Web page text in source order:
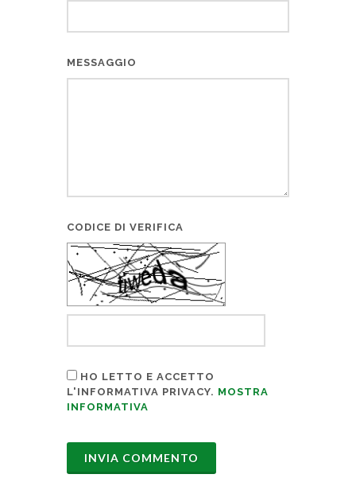
MESSAGGIO
CODICE DI VERIFICA
HO LETTO E ACCETTO
L'INFORMATIVA PRIVACY. MOSTRA
INFORMATIVA